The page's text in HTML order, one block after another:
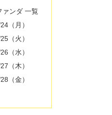
ァンダ 一覧
（月）
（火）
（水）
（木）
（金）